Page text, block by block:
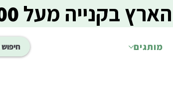
מותגים
בקנייה מעל